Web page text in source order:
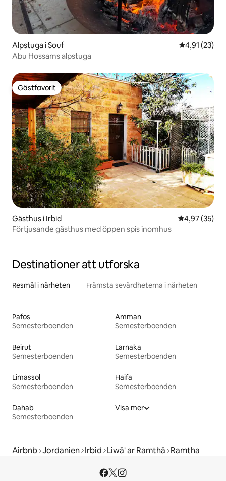
Alpstuga i Souf 4,91 av 5 i
4,91 (23)
Abu Hossams alpstuga
Gästfavorit
Gästfavorit
Gästhus i Irbid 4,97 av 5 i
4,97 (35)
Förtjusande gästhus med öppen spis inomhus
Destinationer att utforska
Resmål i närheten Främsta sevärdheterna i närheten
Pafos
Semesterboenden
Amman
Semesterboenden
Beirut
Semesterboenden
Larnaka
Semesterboenden
Limassol
Semesterboenden
Haifa
Semesterboenden
Dahab
Semesterboenden
Visa mer
Airbnb Jordanien Irbid Liwā' ar Ramthā Ramtha